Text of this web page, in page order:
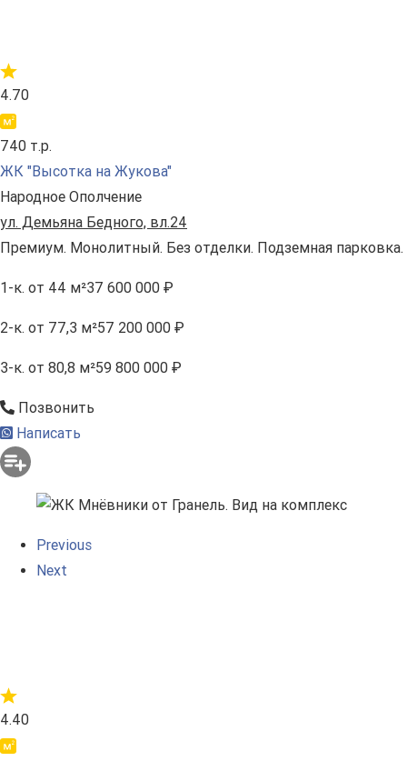
4.70
740 т.р.
ЖК "Высотка на Жукова"
Народное Ополчение
ул. Демьяна Бедного, вл.24
Премиум. Монолитный. Без отделки. Подземная парковка.
1-к. от 44 м²37 600 000 ₽
2-к. от 77,3 м²57 200 000 ₽
3-к. от 80,8 м²59 800 000 ₽
Позвонить
Написать
Previous
Next
4.40